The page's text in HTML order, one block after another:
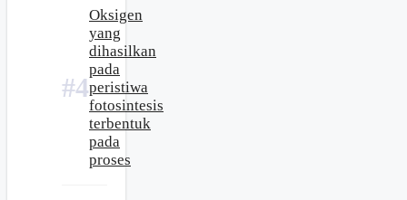
Oksigen
yang
dihasilkan
pada
peristiwa
fotosintesis
terbentuk
pada
proses